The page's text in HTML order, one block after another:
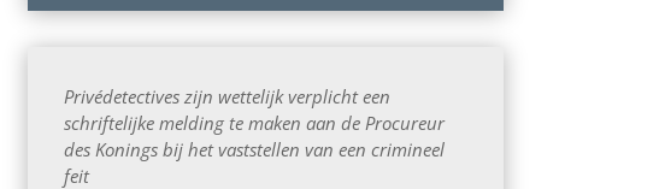
Privédetectives zijn wettelijk verplicht een
schriftelijke melding te maken aan de Procureur
des Konings bij het vaststellen van een crimineel
feit